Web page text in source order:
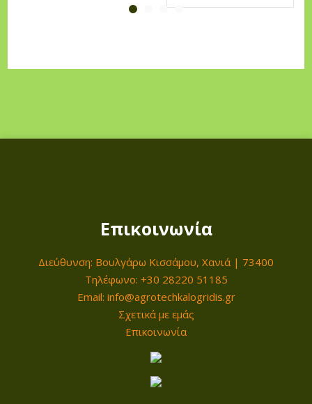
Επικοινωνία
Διεύθυνση: Βουλγάρω Κισσάμου, Χανιά | 73400
Τηλέφωνο: +30 28220 51185
Email: info@agrotechkalogridis.gr
Σχετικά με εμάς
Επικοινωνία